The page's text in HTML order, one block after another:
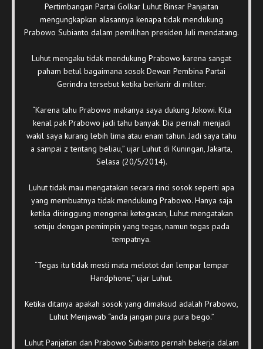
Pertimbangan Partai Golkar Luhut Binsar Panjaitan
mengungkapkan alasannya kenapa tidak mendukung
Prabowo Subianto dalam pemilihan presiden Juli mendatang.
Luhut mengaku tidak mendukung Prabowo karena sangat
paham betul bagaimana sosok Dewan Pembina Partai
Gerindra tersebut ketika berkarir di militer.
“Karena tahu Prabowo makanya saya dukung Jokowi. Kita
kenal pak Prabowo jadi tahu banyak. Dia pernah menjadi
wakil saya kurang lebih lima atau enam tahun. Jadi saya tahu
a sampai z tentang beliau,” ujar Luhut di Kuningan, Jakarta,
Selasa (20/5/2014).
Luhut tidak mau mengatakan secara rinci sosok seperti apa
yang membuatnya tidak mendukung Prabowo. Hanya saja
ketika disinggung mengenai ketegasan, Luhut mengatakan
setuju dengan pemimpin yang tegas, namun tegas pada
tempatnya.
“Tegas itu tidak mesti mata melotot dan lempar lempar
Handphone,” ujar Luhut.
Ketika ditanya apakah sosok yang dimaksud adalah Prabowo,
Luhut Menjawab “anda jangan pura pura bego.”
Luhut Panjaitan dan Prabowo Subianto pernah bekerja dalam